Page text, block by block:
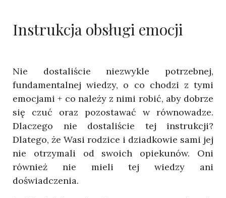
Instrukcja obsługi emocji
Nie dostaliście niezwykle potrzebnej,
fundamentalnej wiedzy, o co chodzi z tymi
emocjami + co należy z nimi robić, aby dobrze
się czuć oraz pozostawać w równowadze.
Dlaczego nie dostaliście tej instrukcji?
Dlatego, że Wasi rodzice i dziadkowie sami jej
nie otrzymali od swoich opiekunów. Oni
również nie mieli tej wiedzy ani
doświadczenia.